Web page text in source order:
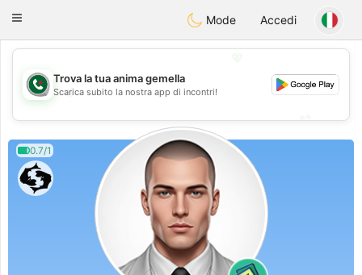
Weshrak
Toggle
Mode Accedi
💖
💕
Trova la tua anima gemella
Scarica subito la nostra app di incontri!
0.7/1